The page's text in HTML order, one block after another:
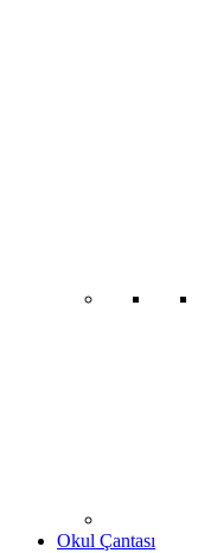
Okul Çantası